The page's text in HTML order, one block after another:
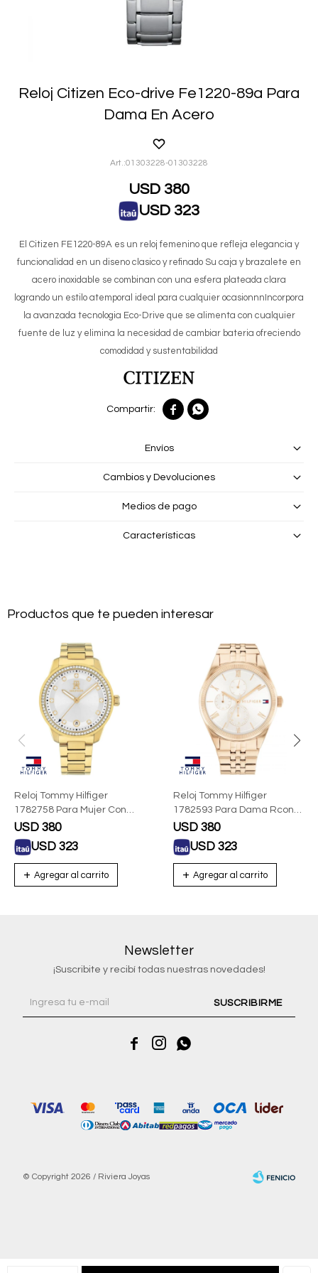
Reloj Citizen Eco-drive Fe1220-89a Para
Dama En Acero
01303228-01303228
USD 380
USD 323
El Citizen FE1220-89A es un reloj femenino que refleja elegancia y
funcionalidad en un diseno clasico y refinado Su caja y brazalete en
acero inoxidable se combinan con una esfera plateada clara
logrando un estilo atemporal ideal para cualquier ocasionnnIncorpora
la avanzada tecnologia Eco-Drive que se alimenta con cualquier
fuente de luz y elimina la necesidad de cambiar bateria ofreciendo
comodidad y sustentabilidad
 
Envíos
Cambios y Devoluciones
Medios de pago
Características
Productos que te pueden interesar
Reloj Tommy Hilfiger
1782758 Para Mujer Con
Correa De Acero
USD 380
USD 323
Reloj Tommy Hilfiger
1782593 Para Dama Rcon
Correa De Acero
USD 380
USD 323
Newsletter
¡Suscribite y recibí todas nuestras novedades!
SUSCRIBIRME
  
© Copyright 2026 / Riviera Joyas